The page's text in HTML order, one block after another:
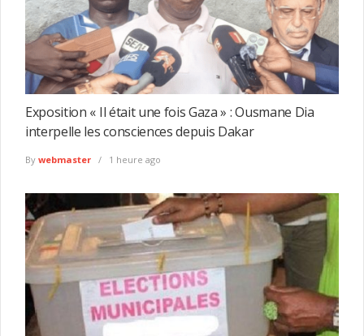
Exposition « Il était une fois Gaza » : Ousmane Dia
interpelle les consciences depuis Dakar
By webmaster 1 heure ago